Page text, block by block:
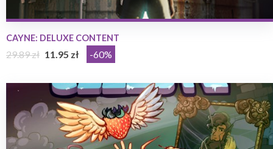
CAYNE: DELUXE CONTENT
29.89 zł 11.95 zł -60%